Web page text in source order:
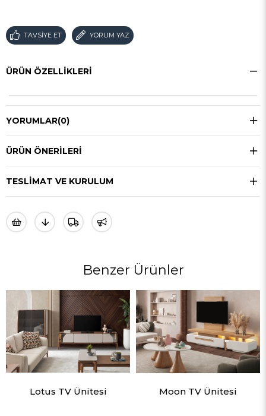
TAVSIYE ET YORUM YAZ
ÜRÜN ÖZELLIKLERI
YORUMLAR(0)
ÜRÜN ÖNERILERI
TESLIMAT VE KURULUM
Benzer Ürünler
Lotus TV Ünitesi Moon TV Ünitesi